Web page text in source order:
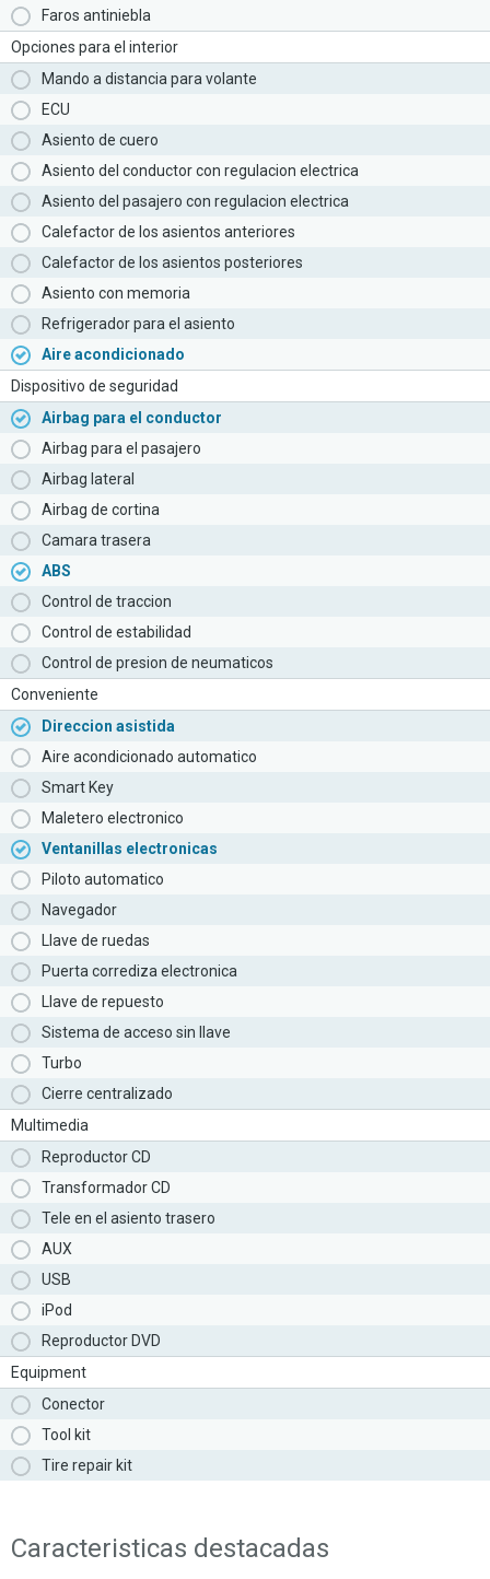
Faros antiniebla
Opciones para el interior
Mando a distancia para volante
ECU
Asiento de cuero
Asiento del conductor con regulacion electrica
Asiento del pasajero con regulacion electrica
Calefactor de los asientos anteriores
Calefactor de los asientos posteriores
Asiento con memoria
Refrigerador para el asiento
Aire acondicionado
Dispositivo de seguridad
Airbag para el conductor
Airbag para el pasajero
Airbag lateral
Airbag de cortina
Camara trasera
ABS
Control de traccion
Control de estabilidad
Control de presion de neumaticos
Conveniente
Direccion asistida
Aire acondicionado automatico
Smart Key
Maletero electronico
Ventanillas electronicas
Piloto automatico
Navegador
Llave de ruedas
Puerta corrediza electronica
Llave de repuesto
Sistema de acceso sin llave
Turbo
Cierre centralizado
Multimedia
Reproductor CD
Transformador CD
Tele en el asiento trasero
AUX
USB
iPod
Reproductor DVD
Equipment
Conector
Tool kit
Tire repair kit
Caracteristicas destacadas